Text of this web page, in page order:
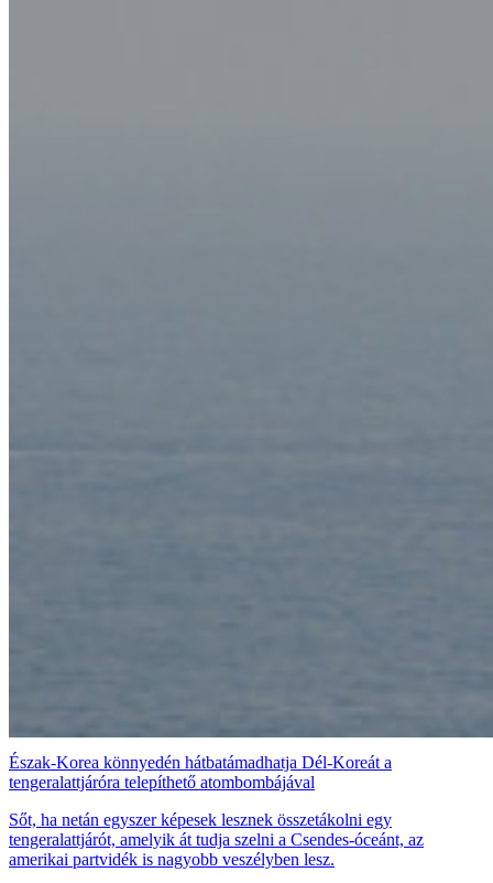
Észak-Korea könnyedén hátbatámadhatja Dél-Koreát a
tengeralattjáróra telepíthető atombombájával
Sőt, ha netán egyszer képesek lesznek összetákolni egy
tengeralattjárót, amelyik át tudja szelni a Csendes-óceánt, az
amerikai partvidék is nagyobb veszélyben lesz.